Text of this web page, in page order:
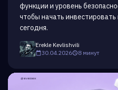
функции и уровень
чтобы начать инвестировать
сегодня.
Erekle Kevlishvili
30.04.2026
8 минут